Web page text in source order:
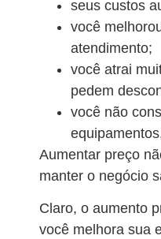
seus custos
você
atendimento;
você atrai
pedem
você não
Aumentar preço
manter o negócio
Claro, o aumento
você melhora sua